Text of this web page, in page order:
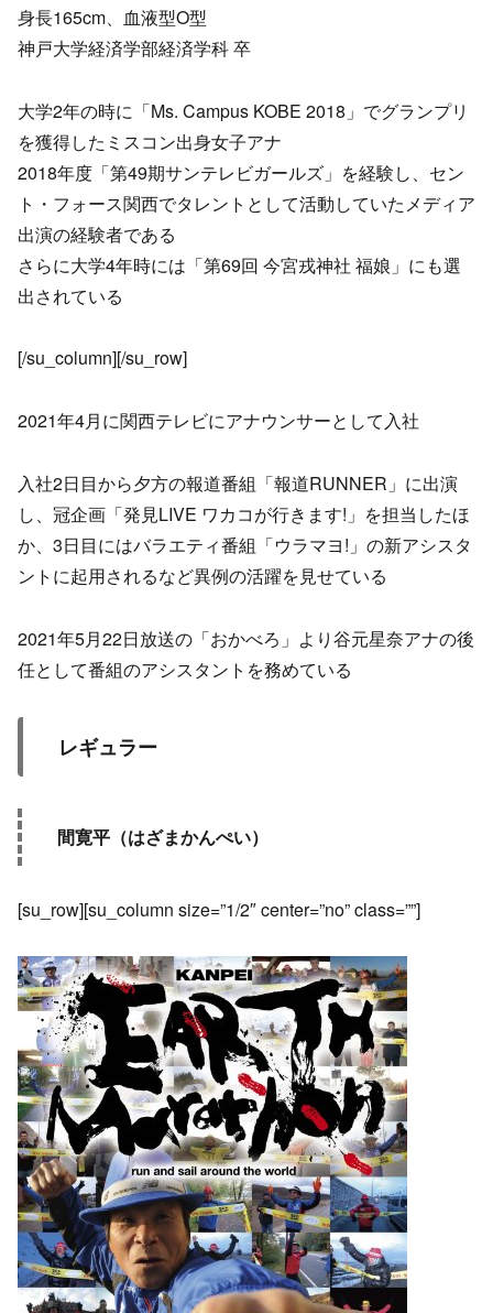
身長165cm、血液型O型
神戸大学経済学部経済学科 卒
大学2年の時に「Ms. Campus KOBE 2018」でグランプリ
を獲得したミスコン出身女子アナ
2018年度「第49期サンテレビガールズ」を経験し、セン
ト・フォース関西でタレントとして活動していたメディア
出演の経験者である
さらに大学4年時には「第69回 今宮戎神社 福娘」にも選
出されている
[/su_column][/su_row]
2021年4月に関西テレビにアナウンサーとして入社
入社2日目から夕方の報道番組「報道RUNNER」に出演
し、冠企画「発見LIVE ワカコが行きます!」を担当したほ
か、3日目にはバラエティ番組「ウラマヨ!」の新アシスタ
ントに起用されるなど異例の活躍を見せている
2021年5月22日放送の「おかべろ」より谷元星奈アナの後
任として番組のアシスタントを務めている
レギュラー
間寛平（はざまかんぺい）
[su_row][su_column size=”1/2″ center=”no” class=””]